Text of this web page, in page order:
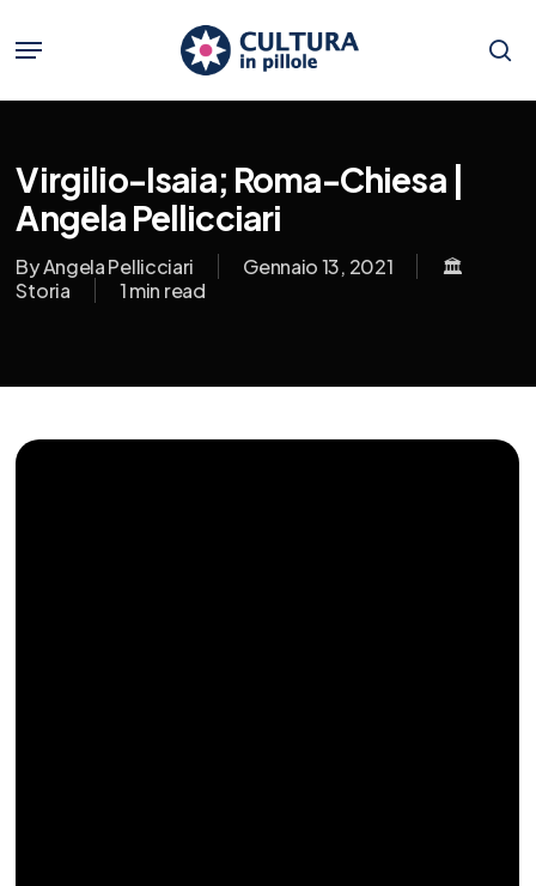
main
content
Menu
Virgilio-Isaia; Roma-Chiesa |
Angela Pellicciari
ByAngela Pellicciari Gennaio 13, 2021
🏛️
Storia
1 min read